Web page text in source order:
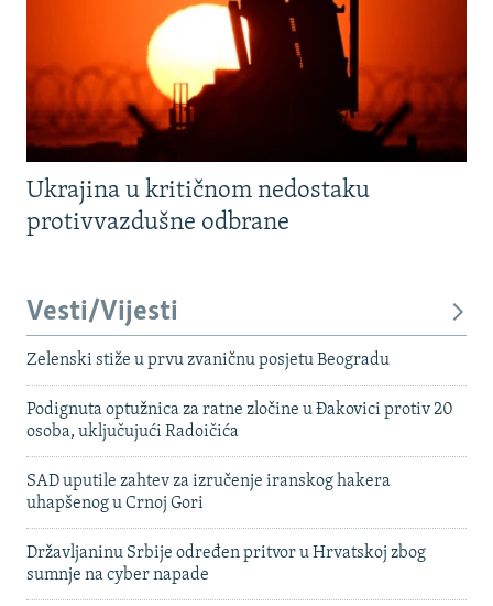
Ukrajina u kritičnom nedostaku
protivvazdušne odbrane
Vesti/Vijesti
Zelenski stiže u prvu zvaničnu posjetu Beogradu
Podignuta optužnica za ratne zločine u Đakovici protiv 20
osoba, uključujući Radoičića
SAD uputile zahtev za izručenje iranskog hakera
uhapšenog u Crnoj Gori
Državljaninu Srbije određen pritvor u Hrvatskoj zbog
sumnje na cyber napade